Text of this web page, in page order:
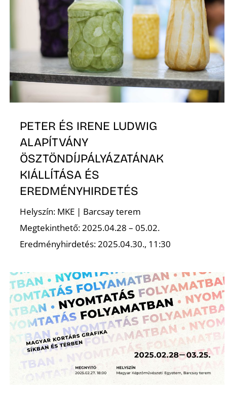
PETER ÉS IRENE LUDWIG
ALAPÍTVÁNY
ÖSZTÖNDÍJPÁLYÁZATÁNAK
KIÁLLÍTÁSA ÉS
EREDMÉNYHIRDETÉS
Helyszín: MKE | Barcsay terem
Megtekinthető: 2025.04.28 – 05.02.
Eredményhirdetés: 2025.04.30., 11:30